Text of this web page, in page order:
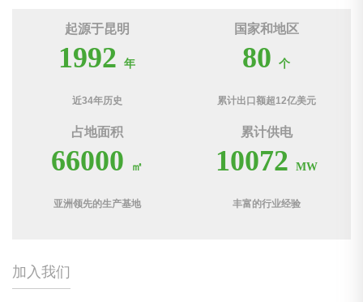
起源于昆明
1992 年
近34年历史
国家和地区
80 个
累计出口额超12亿美元
占地面积
66000 ㎡
亚洲领先的生产基地
累计供电
10072 MW
丰富的行业经验
加入我们